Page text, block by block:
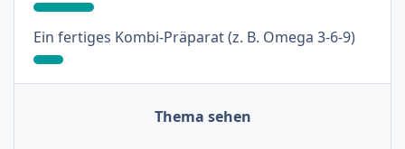
Ein fertiges Kombi-Präparat (z. B. Omega 3-6-9): 9%
Thema sehen